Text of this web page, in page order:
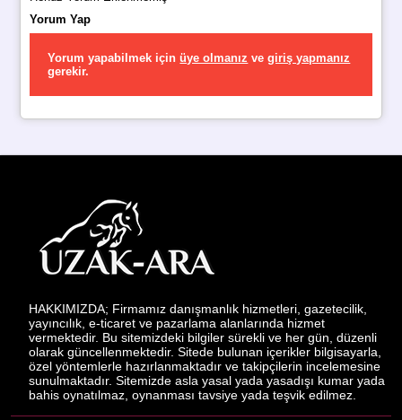
Yorum Yap
Yorum yapabilmek içinüye olmanız vegiriş yapmanız
gerekir.
HAKKIMIZDA; Firmamız danışmanlık hizmetleri, gazetecilik,
yayıncılık, e-ticaret ve pazarlama alanlarında hizmet
vermektedir. Bu sitemizdeki bilgiler sürekli ve her gün, düzenli
olarak güncellenmektedir. Sitede bulunan içerikler bilgisayarla,
özel yöntemlerle hazırlanmaktadır ve takipçilerin incelemesine
sunulmaktadır. Sitemizde asla yasal yada yasadışı kumar yada
bahis oynatılmaz, oynanması tavsiye yada teşvik edilmez.